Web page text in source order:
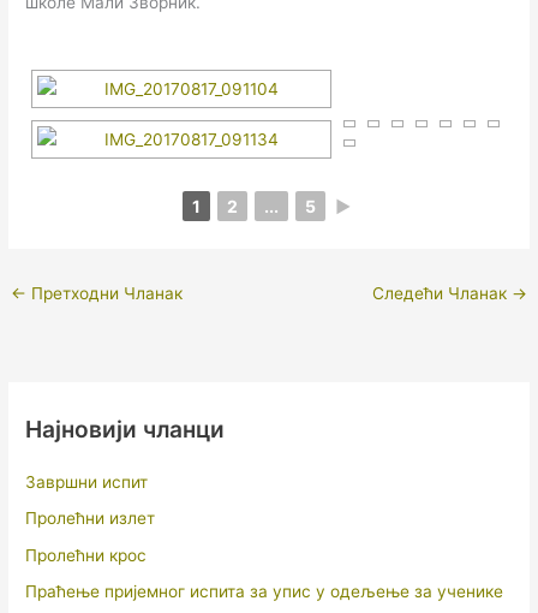
1 2 ... 5 ►
← Претходни Чланак Следећи Чланак →
Најновији чланци
Завршни испит
Пролећни излет
Пролећни крос
Праћење пријемног испита за упис у одељење за ученике